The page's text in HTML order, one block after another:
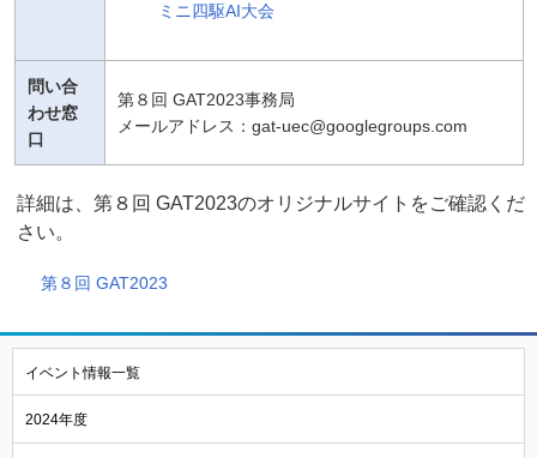
ミニ四駆AI大会
問い合
わせ窓
口
第８回 GAT2023事務局
メールアドレス：gat-uec@googlegroups.com
詳細は、第８回 GAT2023のオリジナルサイトをご確認くだ
さい。
第８回 GAT2023
イベント情報一覧
2024年度